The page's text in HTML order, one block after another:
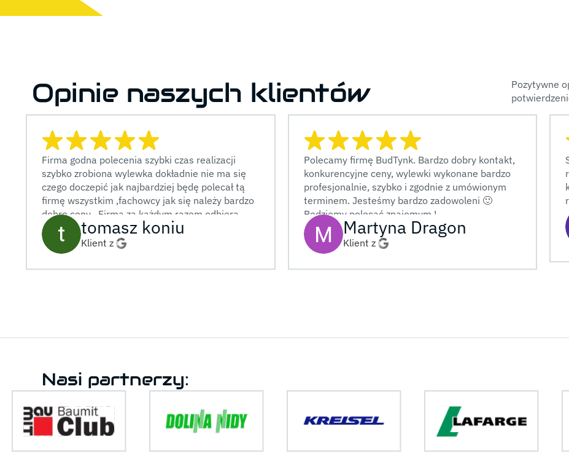
Opinie naszych klientów
Pozytywne
Firma godna polecenia szybki czas realizacji
szybko zrobiona wylewka dokładnie nie ma się
czego doczepić jak najbardziej będę polecał tą
firmę wszystkim ,fachowcy jak się należy bardzo
dobre ceny . Firma za każdym razem odbiera
telefon duży plus jak dla mnie.
tomasz koniu
Klient z
Polecamy firmę BudTynk. Bardzo dobry kontakt,
konkurencyjne ceny, wylewki wykonane bardzo
profesjonalnie, szybko i zgodnie z umówionym
terminem. Jesteśmy bardzo zadowoleni 🙂
Będziemy polecać znajomym !
Martyna Dragon
Klient z
Nasi partnerzy: